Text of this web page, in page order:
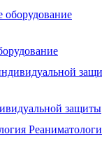
защиты